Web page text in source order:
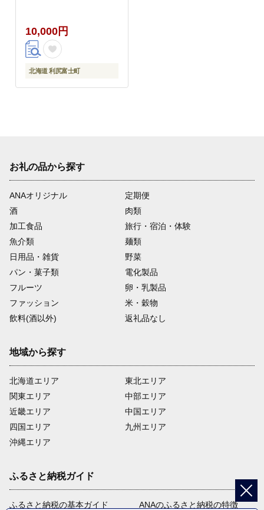
10,000円
北海道 利尻富士町
お礼の品から探す
ANAオリジナル
定期便
酒
肉類
加工食品
旅行・宿泊・体験
魚介類
麺類
日用品・雑貨
野菜
パン・菓子類
電化製品
フルーツ
卵・乳製品
ファッション
米・穀物
飲料(酒以外)
返礼品なし
地域から探す
北海道エリア
関東エリア
近畿エリア
四国エリア
沖縄エリア
東北エリア
中部エリア
中国エリア
九州エリア
ふるさと納税ガイド
ふるさと納税の基本ガイド
ANAのふるさと納税の特徴